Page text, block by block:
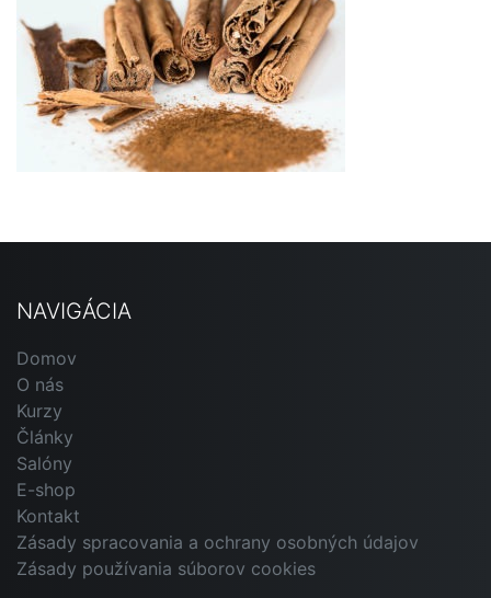
NAVIGÁCIA
Domov
O nás
Kurzy
Články
Salóny
E-shop
Kontakt
Zásady spracovania a ochrany osobných údajov
Zásady používania súborov cookies